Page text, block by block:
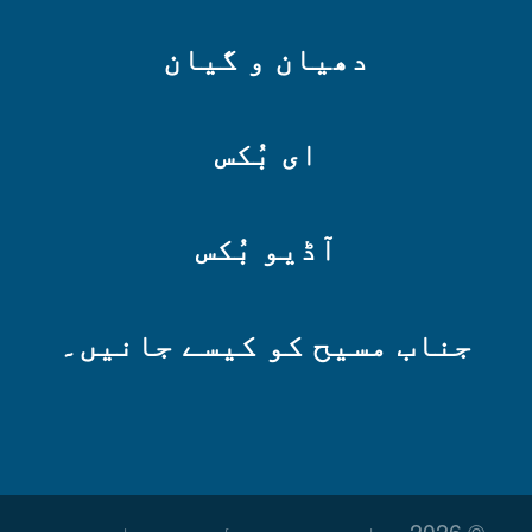
دھیان و گیان
ای بُکس
آڈیو بُکس
جناب مسیح کو کیسے جانیں۔